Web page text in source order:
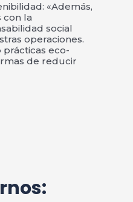
«Además,
con la
social
operaciones.
eco-
de reducir